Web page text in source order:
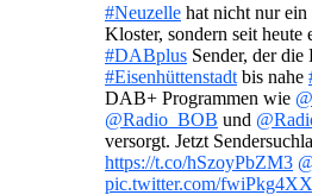
#Neuzelle hat nicht nur ein
Kloster, sondern seit heute
#DABplus Sender, der die
#Eisenhüttenstadt bis nahe
DAB+ Programmen wie
@Radio_BOB und
versorgt. Jetzt
https://t.co/hSzoyPbZM3
pic.twitter.com/